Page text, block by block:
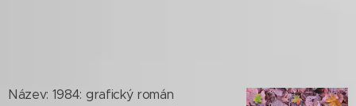
Název: 1984: grafický román